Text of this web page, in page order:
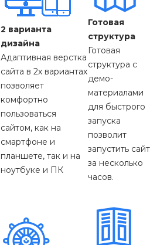
2 варианта
дизайна
Адаптивная верстка
сайта в 2х вариантах
позволяет
комфортно
пользоваться
сайтом, как на
смартфоне и
планшете, так и на
ноутбуке и ПК
Готовая
структура
Готовая
структура с
демо-
материалами
для быстрого
запуска
позволит
запустить сайт
за несколько
часов.